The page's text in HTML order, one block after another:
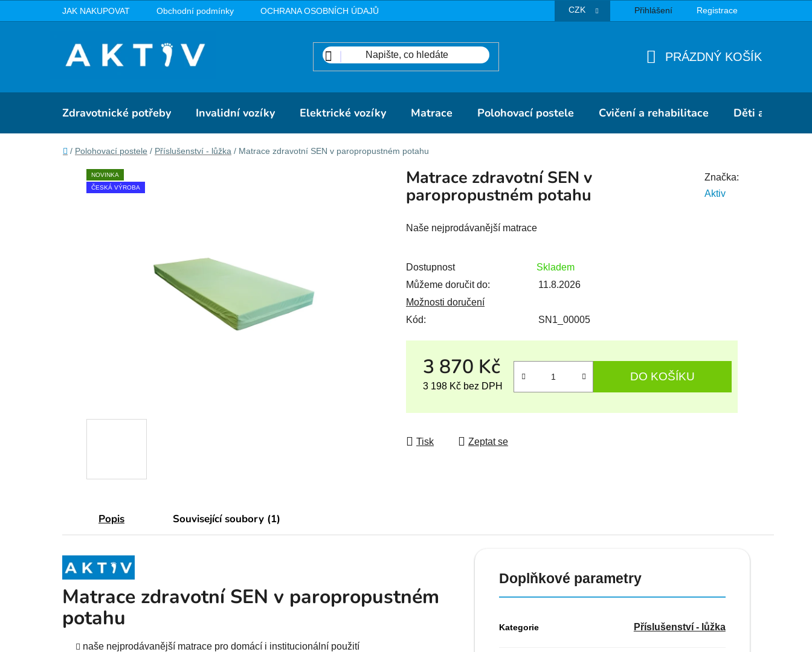
na
JAK NAKUPOVAT Obchodní podmínky OCHRANA OSOBNÍCH ÚDAJŮ CZK Přihlášení Registrace
PRÁZDNÝ KOŠÍK
Zdravotnické potřeby Invalidní vozíky Elektrické vozíky Matrace Polohovací postele Cvičení a rehabilitace Děti a školky
Domů
/ Polohovací postele / Příslušenství - lůžka / Matrace zdravotní SEN v paropropustném potahu
Značka:
Aktiv
Matrace zdravotní SEN v
paropropustném potahu
Naše nejprodávanější matrace
Dostupnost
Skladem
Můžeme doručit do:
11.8.2026
Možnosti doručení
Kód:
SN1_00005
3 870 Kč
3 198 Kč bez DPH
DO KOŠÍKU
Tisk Zeptat se
NOVINKA
ČESKÁ VÝROBA
Popis Související soubory (1)
Matrace zdravotní SEN v paropropustném
potahu
naše nejprodávanější matrace pro domácí i institucionální použití
Doplňkové parametry
Kategorie Příslušenství - lůžka